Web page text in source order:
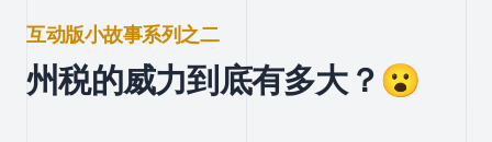
互动版小故事系列之二
州税的威力到底有多大？😮